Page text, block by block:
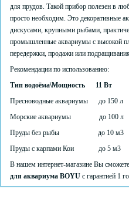
для прудов. Такой прибор полезен в
просто необходим. Это декоративные
дискусами, крупными рыбами,
промышленные аквариумы с высокой
передержки, продажи или
Рекомендации по использованию:
Тип водоёма\Мощность
Пресноводные аквариумы до
Морские аквариумы до
Пруды без рыбы до 10 м3
Пруды с карпами Кои до 5
В нашем интернет-магазине Вы
для аквариума BOYU с гарантией 1